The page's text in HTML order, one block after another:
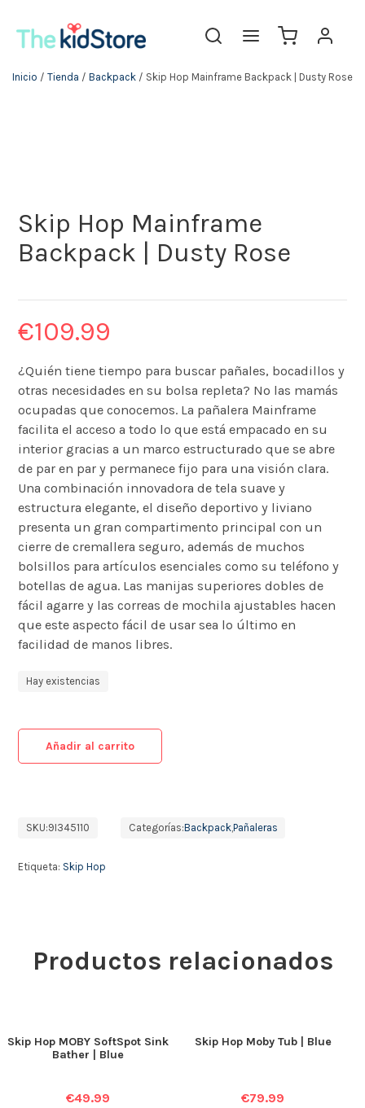
Inicio / Tienda / Backpack / Skip Hop Mainframe Backpack | Dusty Rose
Skip Hop Mainframe
Backpack | Dusty Rose
€109.99
¿Quién tiene tiempo para buscar pañales, bocadillos y
otras necesidades en su bolsa repleta? No las mamás
ocupadas que conocemos. La pañalera Mainframe
facilita el acceso a todo lo que está empacado en su
interior gracias a un marco estructurado que se abre
de par en par y permanece fijo para una visión clara.
Una combinación innovadora de tela suave y
estructura elegante, el diseño deportivo y liviano
presenta un gran compartimento principal con un
cierre de cremallera seguro, además de muchos
bolsillos para artículos esenciales como su teléfono y
botellas de agua. Las manijas superiores dobles de
fácil agarre y las correas de mochila ajustables hacen
que este aspecto fácil de usar sea lo último en
facilidad de manos libres.
Hay existencias
Añadir al carrito
SKU:9I345110 Categorías:Backpack,Pañaleras
Etiqueta: Skip Hop
Productos relacionados
Skip Hop MOBY SoftSpot Sink
Bather | Blue
€49.99
Skip Hop Moby Tub | Blue
€79.99